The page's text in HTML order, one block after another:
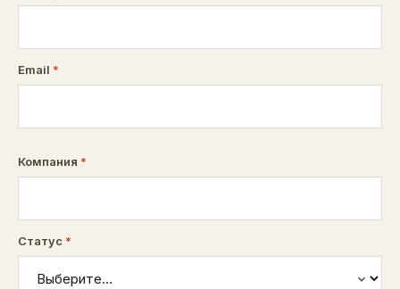
Email *
Компания *
Статус *